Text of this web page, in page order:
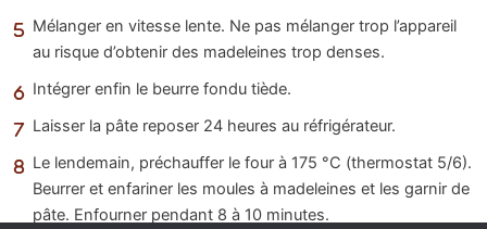
Mélanger en vitesse lente. Ne pas mélanger trop l’appareil
au risque d’obtenir des madeleines trop denses.
Intégrer enfin le beurre fondu tiède.
Laisser la pâte reposer 24 heures au réfrigérateur.
Le lendemain, préchauffer le four à 175 °C (thermostat 5/6).
Beurrer et enfariner les moules à madeleines et les garnir de
pâte. Enfourner pendant 8 à 10 minutes.